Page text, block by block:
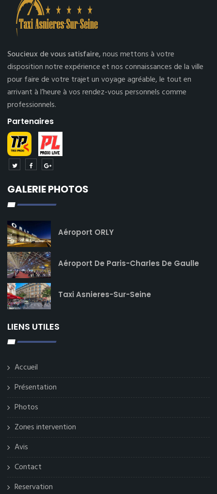
Soucieux de vous satisfaire,nous mettons à votre
disposition notre expérience et nos connaissances de la ville
pour faire de votre trajet un voyage agréable, le tout en
arrivant à l’heure à vos rendez-vous personnels comme
professionnels.
Partenaires
GALERIE PHOTOS
Aéroport ORLY
Aéroport De Paris-Charles De Gaulle
Taxi Asnieres-Sur-Seine
LIENS UTILES
Accueil
Présentation
Photos
Zones intervention
Avis
Contact
Reservation